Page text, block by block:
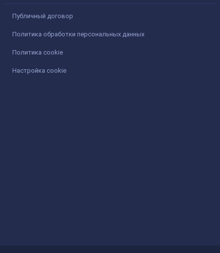
Публичный договор
Политика обработки персональных данных
Политика cookie
Настройка cookie